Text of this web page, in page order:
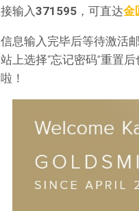
输入371595 ，可直达金
息输入完毕后等待激活
上选择“忘记密码”重置
！